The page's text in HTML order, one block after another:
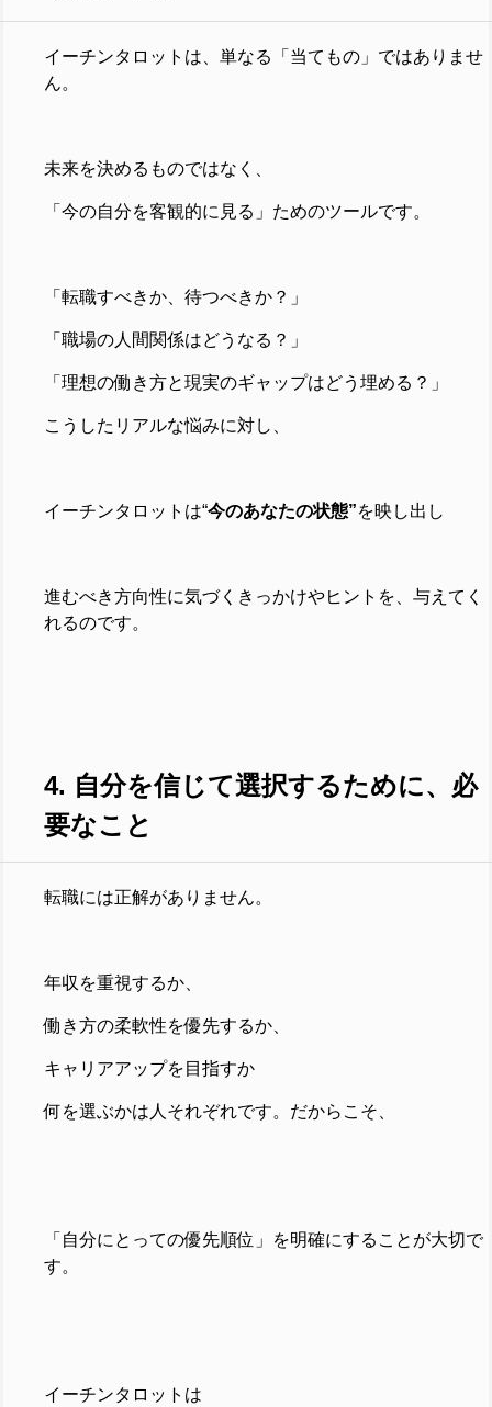
イーチンタロットは、単なる「当てもの」ではありませ
ん。
未来を決めるものではなく、
「今の自分を客観的に見る」ためのツールです。
「転職すべきか、待つべきか？」
「職場の人間関係はどうなる？」
「理想の働き方と現実のギャップはどう埋める？」
こうしたリアルな悩みに対し、
イーチンタロットは“今のあなたの状態”を映し出し
進むべき方向性に気づくきっかけやヒントを、 与えてく
れるのです。
4. 自分を信じて選択するために、必
要なこと
転職には正解がありません。
年収を重視するか、
働き方の柔軟性を優先するか、
キャリアアップを目指すか
何を選ぶかは人それぞれです。 だからこそ、
「自分にとっての優先順位」を明確にすることが大切で
す。
イーチンタロットは